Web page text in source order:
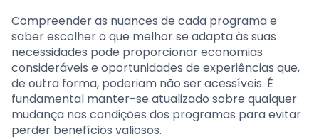
Compreender as nuances de cada programa e
saber escolher o que melhor se adapta às suas
necessidades pode proporcionar economias
consideráveis e oportunidades de experiências que,
de outra forma, poderiam não ser acessíveis. É
fundamental manter-se atualizado sobre qualquer
mudança nas condições dos programas para evitar
perder benefícios valiosos.